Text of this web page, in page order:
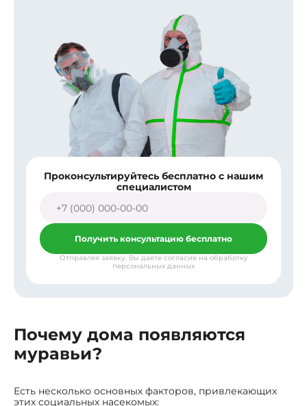
Проконсультируйтесь бесплатно с нашим
специалистом
Получить консультацию бесплатно
Отправляя заявку, Вы даете согласие на обработку
персональных данных
Почему дома появляются
муравьи?
Есть несколько основных факторов, привлекающих
этих социальных насекомых: